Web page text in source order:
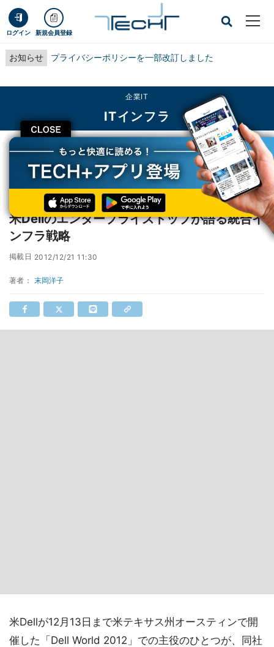
ログイン 新規会員登録
お知らせ プライバシーポリシーを一部改訂しました
CLOSE
企業IT
ITインフラ
TECH+ 企業IT
ITインフラ
米Dellのエンタープライズトップが語る統合インフラ戦略
米Dellのエンタープライズトップが語る統合イ
ンフラ戦略
掲載日 2012/12/21 11:30
著者： 末岡洋子
米Dellが12月13日まで米テキサス州オースティンで開
催した「Dell World 2012」での主役のひとつが、同社